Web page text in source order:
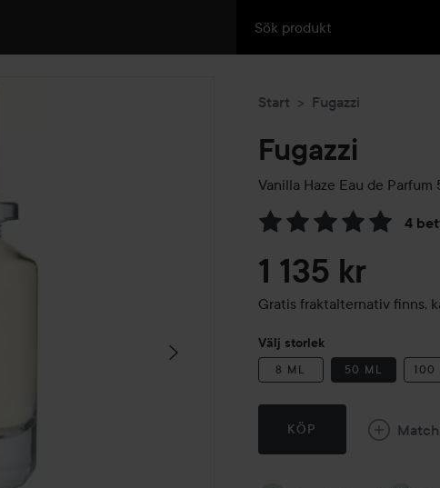
Start Fugazzi
Fugazzi
Vanilla Haze Eau de Parfum
4
Hoppa till Betyg &
1 135 kr
Gratis fraktalternativ finns,
Välj storlek
8 ML 50 ML 100
KÖP